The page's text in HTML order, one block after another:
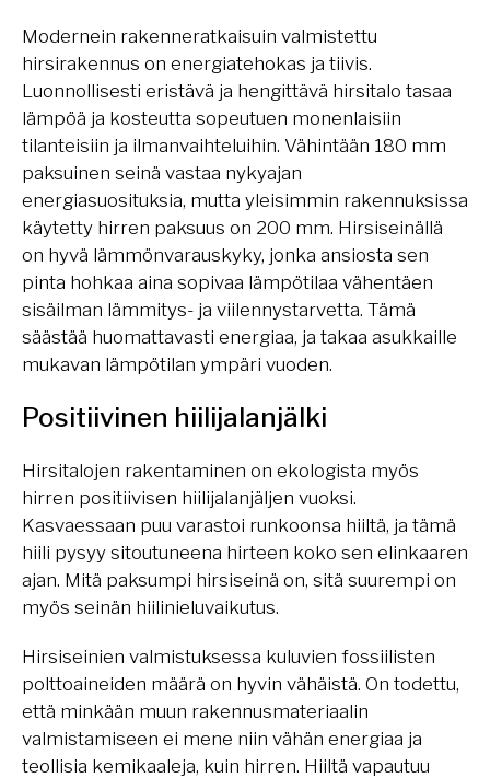
Modernein rakenneratkaisuin valmistettu
hirsirakennus on energiatehokas ja tiivis.
Luonnollisesti eristävä ja hengittävä hirsitalo tasaa
lämpöä ja kosteutta sopeutuen monenlaisiin
tilanteisiin ja ilmanvaihteluihin. Vähintään 180 mm
paksuinen seinä vastaa nykyajan
energiasuosituksia, mutta yleisimmin rakennuksissa
käytetty hirren paksuus on 200 mm. Hirsiseinällä
on hyvä lämmönvarauskyky, jonka ansiosta sen
pinta hohkaa aina sopivaa lämpötilaa vähentäen
sisäilman lämmitys- ja viilennystarvetta. Tämä
säästää huomattavasti energiaa, ja takaa asukkaille
mukavan lämpötilan ympäri vuoden.
Positiivinen hiilijalanjälki
Hirsitalojen rakentaminen on ekologista myös
hirren positiivisen hiilijalanjäljen vuoksi.
Kasvaessaan puu varastoi runkoonsa hiiltä, ja tämä
hiili pysyy sitoutuneena hirteen koko sen elinkaaren
ajan. Mitä paksumpi hirsiseinä on, sitä suurempi on
myös seinän hiilinieluvaikutus.
Hirsiseinien valmistuksessa kuluvien fossiilisten
polttoaineiden määrä on hyvin vähäistä. On todettu,
että minkään muun rakennusmateriaalin
valmistamiseen ei mene niin vähän energiaa ja
teollisia kemikaaleja, kuin hirren. Hiiltä vapautuu